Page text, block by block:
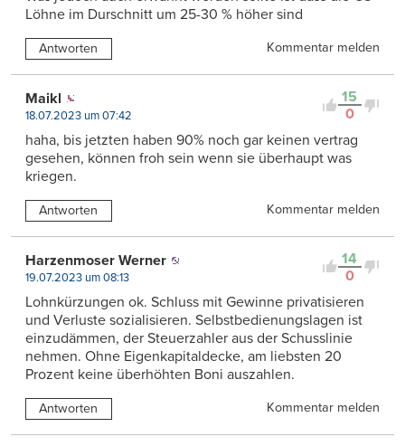
Löhne im Durschnitt um 25-30 % höher sind
Antworten Kommentar melden
15
0
Maikl
18.07.2023 um 07:42
haha, bis jetzten haben 90% noch gar keinen vertrag
gesehen, können froh sein wenn sie überhaupt was
kriegen.
Antworten Kommentar melden
14
0
Harzenmoser Werner
19.07.2023 um 08:13
Lohnkürzungen ok. Schluss mit Gewinne privatisieren
und Verluste sozialisieren. Selbstbedienungslagen ist
einzudämmen, der Steuerzahler aus der Schusslinie
nehmen. Ohne Eigenkapitaldecke, am liebsten 20
Prozent keine überhöhten Boni auszahlen.
Antworten Kommentar melden